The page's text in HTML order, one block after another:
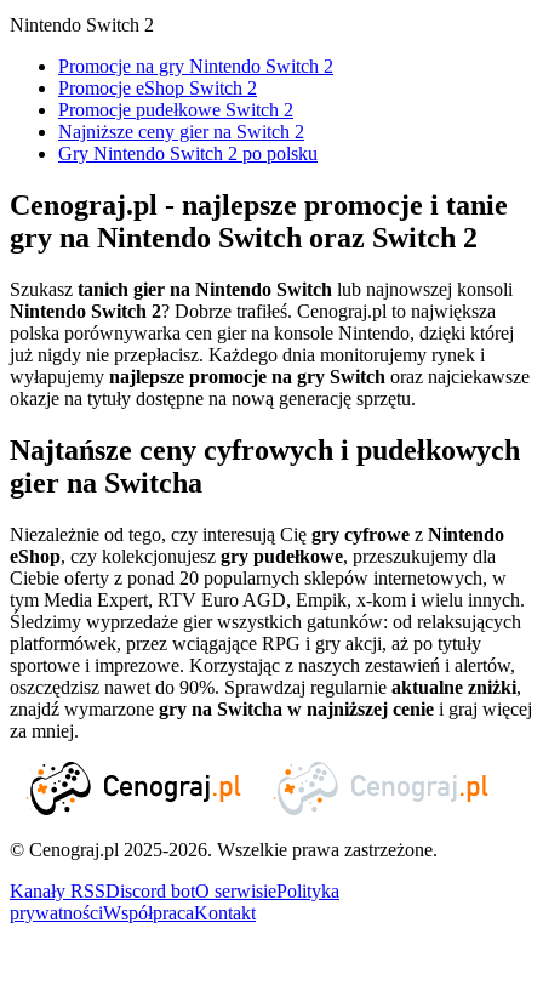
Nintendo Switch 2
Promocje na gry Nintendo Switch 2
Promocje eShop Switch 2
Promocje pudełkowe Switch 2
Najniższe ceny gier na Switch 2
Gry Nintendo Switch 2 po polsku
Cenograj.pl - najlepsze promocje i tanie
gry na Nintendo Switch oraz Switch 2
Szukasz tanich gier na Nintendo Switch lub najnowszej konsoli
Nintendo Switch 2? Dobrze trafiłeś. Cenograj.pl to największa
polska porównywarka cen gier na konsole Nintendo, dzięki której
już nigdy nie przepłacisz. Każdego dnia monitorujemy rynek i
wyłapujemy najlepsze promocje na gry Switch oraz najciekawsze
okazje na tytuły dostępne na nową generację sprzętu.
Najtańsze ceny cyfrowych i pudełkowych
gier na Switcha
Niezależnie od tego, czy interesują Cię gry cyfrowe z Nintendo
eShop, czy kolekcjonujesz gry pudełkowe, przeszukujemy dla
Ciebie oferty z ponad 20 popularnych sklepów internetowych, w
tym Media Expert, RTV Euro AGD, Empik, x-kom i wielu innych.
Śledzimy wyprzedaże gier wszystkich gatunków: od relaksujących
platformówek, przez wciągające RPG i gry akcji, aż po tytuły
sportowe i imprezowe. Korzystając z naszych zestawień i alertów,
oszczędzisz nawet do 90%. Sprawdzaj regularnie aktualne zniżki,
znajdź wymarzone gry na Switcha w najniższej cenie i graj więcej
za mniej.
© Cenograj.pl 2025-2026. Wszelkie prawa zastrzeżone.
Kanały RSSDiscord botO serwisiePolityka
prywatnościWspółpracaKontakt